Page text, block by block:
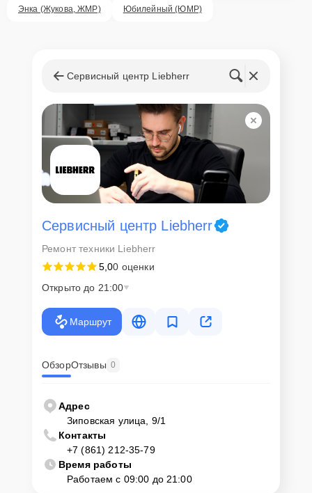
ответственность за сохранность техники и безопасность личных
горячей линии: +7 (861) 212-35-79. Наши специалисты оперативно
проконсультируют по всем необходимым вопросам, запишут на
диагностику, подскажут с вариантами курьерской доставки или
оформят выезд мастера в удобное время и место.
Энка (Жукова, ЖМР) Юбилейный (ЮМР)
Сервисный центр Liebherr
Сервисный центр Liebherr
Ремонт техники Liebherr
5,00 оценки
Открыто до 21:00
Маршрут
ОбзорОтзывы 0
Адрес
Зиповская улица, 9/1
Контакты
+7 (861) 212-35-79
Время работы
Работаем с 09:00 до 21:00